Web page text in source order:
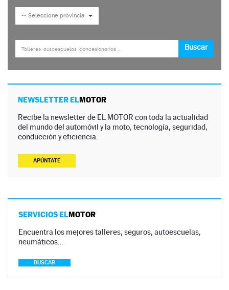
NEWSLETTER ELMOTOR
Recibe la newsletter de EL MOTOR con toda la actualidad
del mundo del automóvil y la moto, tecnología, seguridad,
conducción y eficiencia.
APÚNTATE
SERVICIOS ELMOTOR
Encuentra los mejores talleres, seguros, autoescuelas,
neumáticos…
BUSCAR